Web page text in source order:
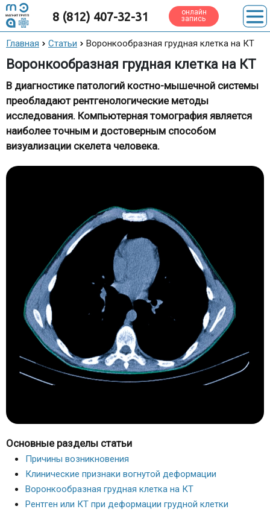
8 (812) 407-32-31 онлайн
запись
Главная Статьи Воронкообразная грудная клетка на КТ
Воронкообразная грудная клетка на КТ
В диагностике патологий костно-мышечной системы
преобладают рентгенологические методы
исследования. Компьютерная томография является
наиболее точным и достоверным способом
визуализации скелета человека.
Основные разделы статьи
Причины возникновения
Клинические признаки вогнутой деформации
Воронкообразная грудная клетка на КТ
Рентген или КТ при деформации грудной клетки